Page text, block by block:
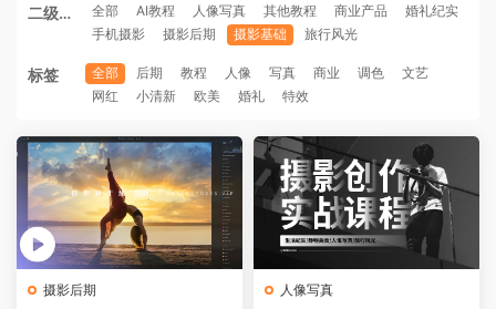
二级分
全部 AI教程 人像写真 其他教程 商业产品
婚礼纪实
手机摄影
摄影后期 摄影基础 旅行风光
标签 全部 后期 教程 人像 写真 商业 调色
文艺
网红
小清新 欧美 婚礼 特效
摄影后期 人像写真